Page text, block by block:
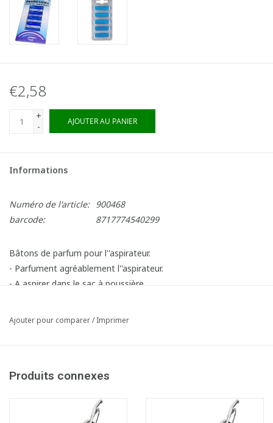
€2,58
+
-
AJOUTER AU PANIER
Informations
Numéro de l'article: 900468
barcode:
8717774540299
Bâtons de parfum pour l''aspirateur.
- Parfument agréablement l''aspirateur.
- A aspirer dans le sac à poussière.
Placez un bâtonnet de parfum dans le sac ou le bac de
odeur dans toute la maison.
Efficace jusqu''à 30 jours en passant régulièrement l''aspirateur.
Ajouter pour comparer/Imprimer
Produits connexes